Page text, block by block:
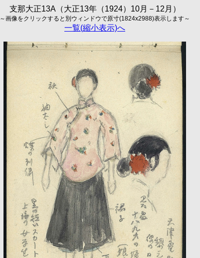
支那大正13A（大正13年（1924）10月－12月）
～画像をクリックすると別ウィンドウで原寸(1824x2988)表示します～
一覧(縮小表示)へ